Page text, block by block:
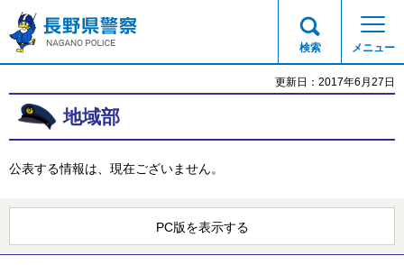
長野県警察
検索 メニュー
更新日：2017年6月27日
地域部
公表する情報は、現在ございません。
PC版を表示する